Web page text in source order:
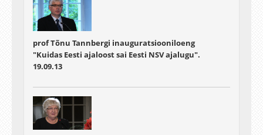
prof Tõnu Tannbergi inauguratsiooniloeng
"Kuidas Eesti ajaloost sai Eesti NSV ajalugu".
19.09.13